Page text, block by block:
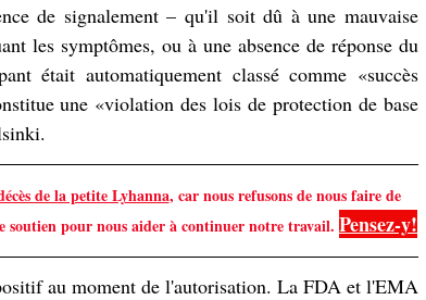
de signalement – qu'il soit dû à une mauvaise
les symptômes, ou à une absence de réponse du
était automatiquement classé comme «succès
une «violation des lois de protection de base
de la petite Lyhanna, car nous refusons de nous faire de
soutien pour nous aider à continuer notre travail. Pensez-y!
au moment de l'autorisation. La FDA et l'EMA